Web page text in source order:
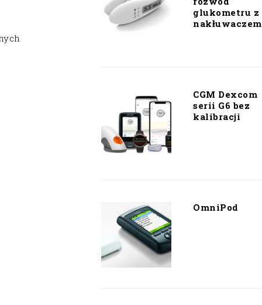
glukometru z
nakłuwaczem
CGM Dexcom
serii G6 bez
kalibracji
OmniPod